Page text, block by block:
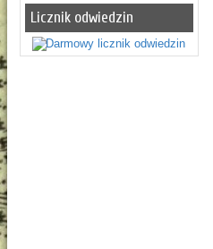
Licznik odwiedzin